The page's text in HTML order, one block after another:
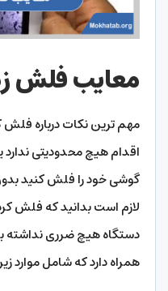
معایب فلش
مهم ترین نکات درباره
اقدام هیچ محدودیتی ندارد
گوشی خود را فلش کنید
لازم است بدانید که فلش
دستگاه هیچ ضرری نداشته
همراه دارد که شامل موارد